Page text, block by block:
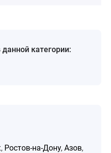
категории:
, Ростов-на-Дону, Азов,